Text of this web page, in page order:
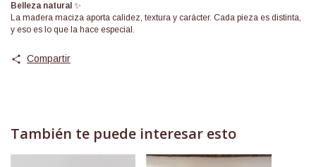
Belleza natural ✨
La madera maciza aporta calidez, textura y carácter. Cada pieza es distinta,
y eso es lo que la hace especial.
Compartir
También te puede interesar esto